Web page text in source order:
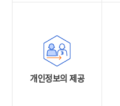
개인정보의 제공